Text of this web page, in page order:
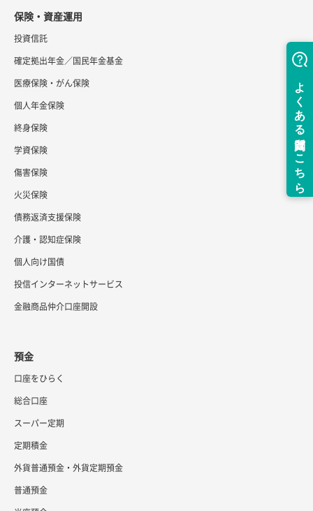
保険・資産運用
投資信託
確定拠出年金／国民年金基金
医療保険・がん保険
個人年金保険
終身保険
学資保険
傷害保険
火災保険
債務返済支援保険
介護・認知症保険
個人向け国債
投信インターネットサービス
金融商品仲介口座開設
預金
口座をひらく
総合口座
スーパー定期
定期積金
外貨普通預金・外貨定期預金
普通預金